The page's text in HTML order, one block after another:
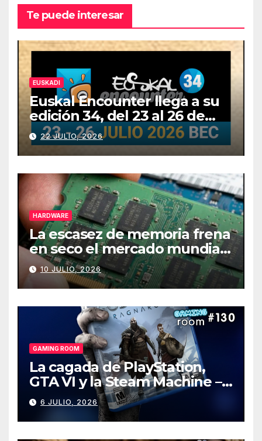
Te puede interesar
EUSKADI
Euskal Encounter llega a su
edición 34, del 23 al 26 de
julio
22 JULIO, 2026
HARDWARE
La escasez de memoria frena
en seco el mercado mundial
de PCs
10 JULIO, 2026
GAMING ROOM
La cagada de PlayStation,
GTA VI y la Steam Machine –
Gaming Room #130
6 JULIO, 2026